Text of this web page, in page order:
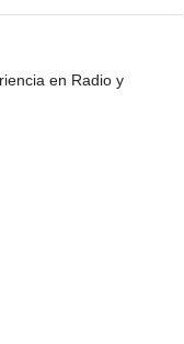
en Radio y